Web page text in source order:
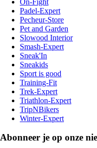
Padel-Expert
Pecheur-Store
Pet and Garden
Slowood Interior
Smash-Expert
Sneak'In
Sneakids
Sport is good
Training-Fit
Trek-Expert
Triathlon-Expert
TripNBikers
Winter-Expert
Abonneer je op onze